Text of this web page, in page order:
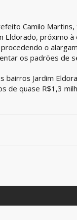
Camilo Martins,
Eldorado, próximo à
o
os padrões de
bairros Jardim
de quase R$1,3